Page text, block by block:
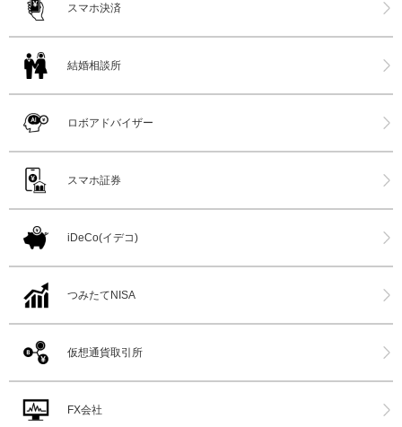
スマホ決済
結婚相談所
ロボアドバイザー
スマホ証券
iDeCo(イデコ)
つみたてNISA
仮想通貨取引所
FX会社